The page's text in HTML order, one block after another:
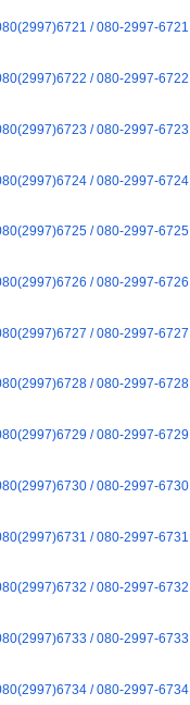
/ 080-2997-6721
/ 080-2997-6722
/ 080-2997-6723
/ 080-2997-6724
/ 080-2997-6725
/ 080-2997-6726
/ 080-2997-6727
/ 080-2997-6728
/ 080-2997-6729
/ 080-2997-6730
/ 080-2997-6731
/ 080-2997-6732
/ 080-2997-6733
/ 080-2997-6734